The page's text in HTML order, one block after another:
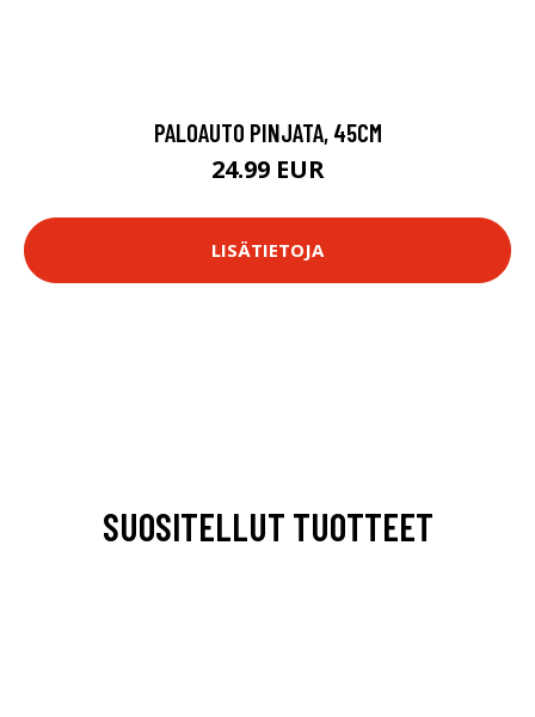
PALOAUTO PINJATA, 45CM
24.99 EUR
LISÄTIETOJA
SUOSITELLUT TUOTTEET